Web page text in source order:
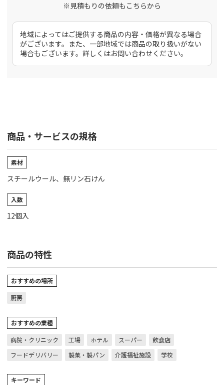
※見積もりの依頼もこちらから
地域によってはご提供する商品の内容・価格が異なる場合
がございます。また、一部地域では商品の取り扱いがない
場合もございます。詳しくはお問い合わせください。
商品・サービスの規格
素材
スチールウール、無リン石けん
入数
12個入
商品の特性
おすすめの場所
厨房
おすすめの業種
病院・クリニック
工場 ホテル スーパー
飲食店
フードデリバリー
製菓・製パン 介護福祉施設 学校
キーワード